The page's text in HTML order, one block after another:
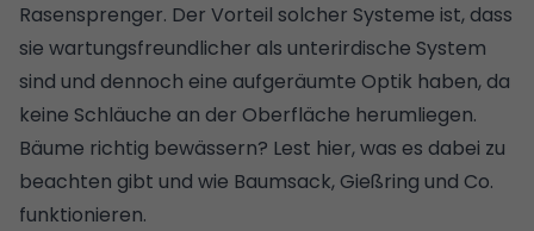
Rasensprenger. Der Vorteil solcher Systeme ist, dass
sie wartungsfreundlicher als unterirdische System
sind und dennoch eine aufgeräumte Optik haben, da
keine Schläuche an der Oberfläche herumliegen.
Bäume richtig bewässern? Lest hier, was es dabei zu
beachten gibt und wie Baumsack, Gießring und Co.
funktionieren.